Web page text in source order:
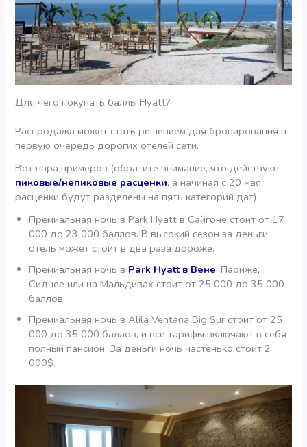
Для чего покупать баллы Hyatt?
Распродажа может стать решением для бронирования в
первую очередь дорогих отелей сети.
Вот пара примеров (обратите внимание, что действуют
пиковые/непиковые расценки, а начиная с 20 мая
расценки будут разделены на пять категорий дат):
Премиальная ночь в Park Hyatt в Сайгоне стоит от 17
000 до 23 000 баллов. В высокий сезон за деньги
отель может стоит в два раза дороже.
Премиальная ночь в Park Hyatt в Вене, Париже,
Сиднее или на Мальдивах стоит от 25 000 до 35 000
баллов.
Премиальная ночь в Alila Ventana Big Sur стоит от 25
000 до 35 000 баллов, и все тарифы включают в себя
полный пансион. За деньги ночь частенько стоит 2
000$.